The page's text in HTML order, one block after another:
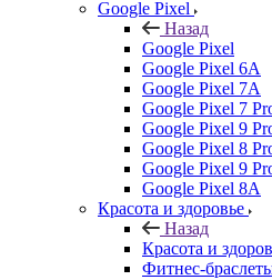
Google Pixel
Назад
Google Pixel
Google Pixel 6A
Google Pixel 7А
Google Pixel 7
Google Pixel 9
Google Pixel 8
Google Pixel 9
Google Pixel 8A
Красота и здоровье
Назад
Красота и
Фитнес-